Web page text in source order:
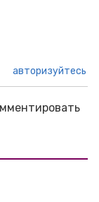
авторизуйтесь